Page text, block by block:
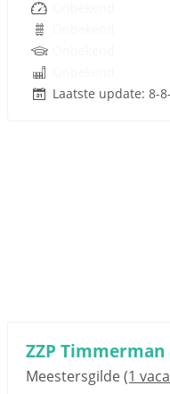
Laatste update: 8-
ZZP
Meestersgilde(1